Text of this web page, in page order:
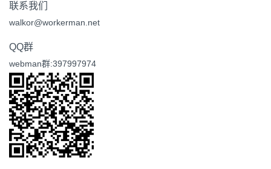
联系我们
walkor@workerman.net
QQ群
webman群:397997974